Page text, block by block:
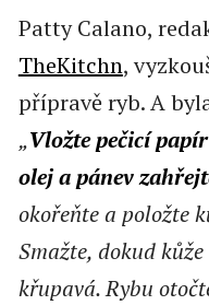
Patty Calano,
TheKitchn,
přípravě ryb. A
„Vložte pečicí
olej a pánev
okořeňte a položte
Smažte, dokud
křupavá. Rybu